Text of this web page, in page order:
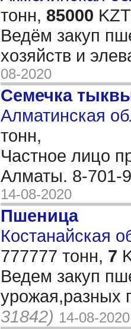
тонн, 85000
Ведём закуп
хозяйств и
08-2020
Семечка
Алматинская
тонн,
Частное лицо
Алматы. 8-701-
14-08-2020
Пшеница
Костанайская
777777 тонн, 7
Ведем закуп
урожая,разных
31842) 14-08-2020